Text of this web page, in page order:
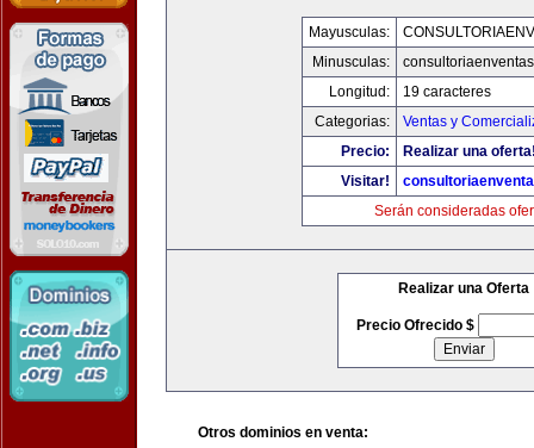
Mayusculas:
Minusculas:
Longitud:
19 caracteres
Categorias:
Ventas y
Precio:
Realizar una
Visitar!
Serán consideradas
Realizar una Oferta
Precio Ofrecido $
Otros dominios en venta: